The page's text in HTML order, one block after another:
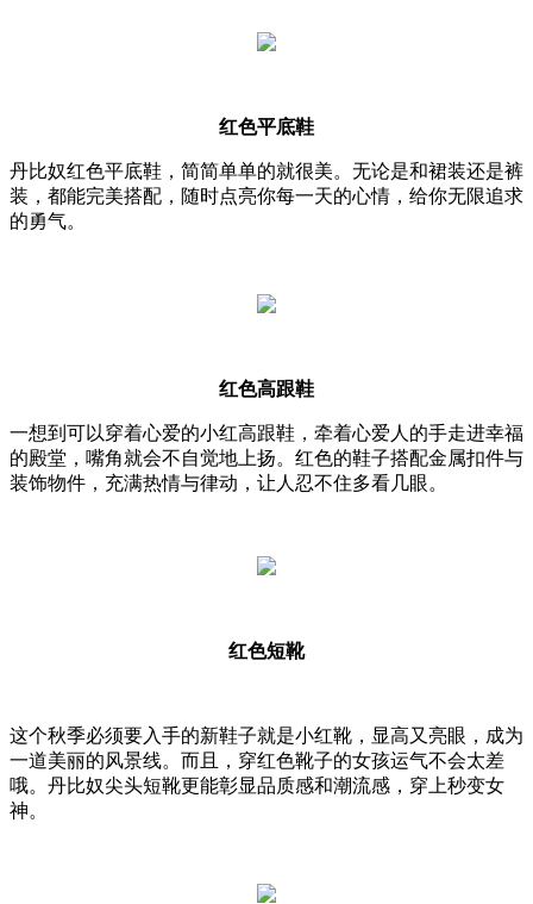
红色平底鞋
丹比奴红色平底鞋，简简单单的就很美。无论是和裙装还是裤
装，都能完美搭配，随时点亮你每一天的心情，给你无限追求
的勇气。
红色高跟鞋
一想到可以穿着心爱的小红高跟鞋，牵着心爱人的手走进幸福
的殿堂，嘴角就会不自觉地上扬。红色的鞋子搭配金属扣件与
装饰物件，充满热情与律动，让人忍不住多看几眼。
红色短靴
这个秋季必须要入手的新鞋子就是小红靴，显高又亮眼，成为
一道美丽的风景线。而且，穿红色靴子的女孩运气不会太差
哦。丹比奴尖头短靴更能彰显品质感和潮流感，穿上秒变女
神。